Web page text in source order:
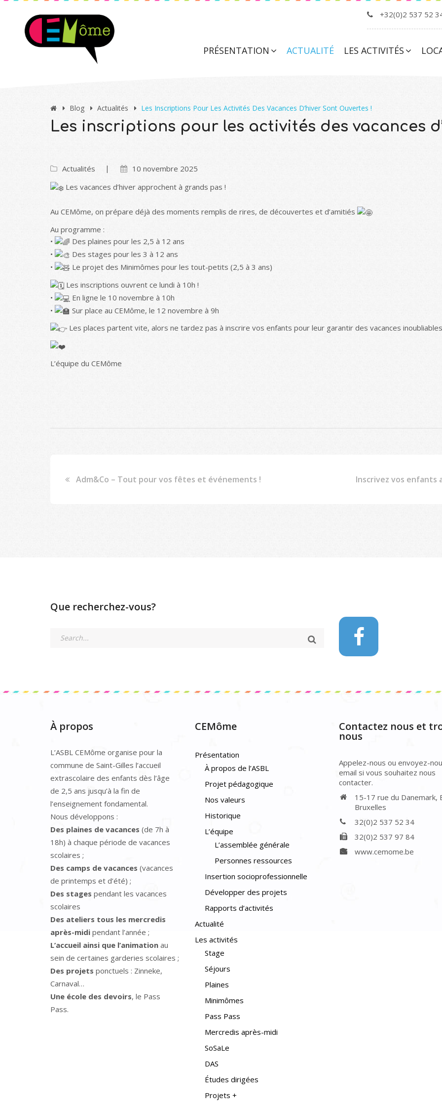
+32(0)2 537 52
PRÉSENTATION ACTUALITÉ LES ACTIVITÉS
Blog Actualités Les Inscriptions Pour Les Activités Des Vacances D’hiver Sont Ouvertes !
Les inscriptions pour les activités des vacances
Actualités
10 novembre 2025
Les vacances d’hiver approchent à grands pas !
Au CEMôme, on prépare déjà des moments remplis de rires, de découvertes et d’amitiés
Au programme :
•
Des plaines pour les 2,5 à 12 ans
•
Des stages pour les 3 à 12 ans
•
Le projet des Minimômes pour les tout-petits (2,5 à 3 ans)
Les inscriptions ouvrent ce lundi à 10h !
•
En ligne le 10 novembre à 10h
•
Sur place au CEMôme, le 12 novembre à 9h
Les places partent vite, alors ne tardez pas à inscrire vos enfants pour leur garantir des vacances
L’équipe du CEMôme
Adm&Co – Tout pour vos fêtes et événements ! Inscrivez vos enfants
Que recherchez-vous?
À propos
L’ASBL CEMôme organise pour la
commune de Saint-Gilles l’accueil
extrascolaire des enfants dès l’âge
de 2,5 ans jusqu’à la fin de
l’enseignement fondamental.
Nous développons :
Des plaines de vacances (de 7h à
18h) à chaque période de vacances
scolaires ;
Des camps de vacances (vacances
de printemps et d’été) ;
Des stages pendant les vacances
scolaires
Des ateliers tous les mercredis
après-midi pendant l’année ;
L’accueil ainsi que l’animation au
sein de certaines garderies scolaires ;
Des projets ponctuels : Zinneke,
Carnaval…
Une école des devoirs, le Pass
Pass.
CEMôme
Présentation
À propos de l’ASBL
Projet pédagogique
Nos valeurs
Historique
L’équipe
L’assemblée générale
Personnes ressources
Insertion socioprofessionnelle
Développer des projets
Rapports d’activités
Actualité
Les activités
Stage
Séjours
Plaines
Minimômes
Pass Pass
Mercredis après-midi
SoSaLe
DAS
Études dirigées
Projets +
Contactez nous et
nous
Appelez-nous ou envoyez-
email si vous souhaitez nous
contacter.
15-17 rue du Danemark,
Bruxelles
32(0)2 537 52 34
32(0)2 537 97 84
www.cemome.be